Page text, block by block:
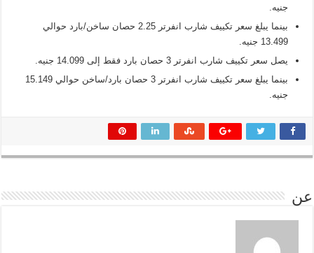
جنيه.
بينما يبلغ سعر تكييف شارب انفرتر 2.25 حصان ساخن/بارد حوالي
13.499 جنيه.
يصل سعر تكييف شارب انفرتر 3 حصان بارد فقط إلى 14.099 جنيه.
بينما يبلغ سعر تكييف شارب انفرتر 3 حصان بارد/ساخن حوالي 15.149
جنيه.
عن